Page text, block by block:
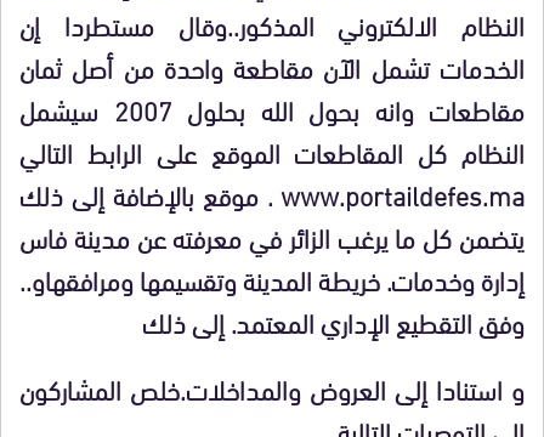
النظام الالكتروني المذكور..وقال مستطردا إن
الخدمات تشمل الآن مقاطعة واحدة من أصل ثمان
مقاطعات وانه بحول الله بحلول 2007 سيشمل
النظام كل المقاطعات الموقع على الرابط التالي
www.portaildefes.ma. موقع بالإضافة إلى ذلك
يتضمن كل ما يرغب الزائر في معرفته عن مدينة فاس
إدارة وخدمات. خريطة المدينة وتقسيمها ومرافقهاو..
وفق التقطيع الإداري المعتمد. إلى ذلك
و استنادا إلى العروض والمداخلات.خلص المشاركون